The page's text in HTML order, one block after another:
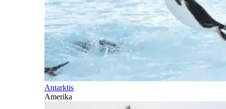
Antarktis
Amerika